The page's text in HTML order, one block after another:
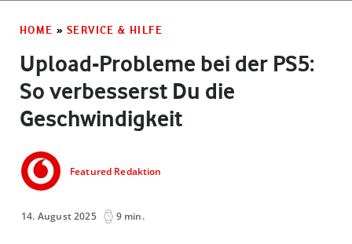
HOME » SERVICE & HILFE
Upload-Probleme bei der PS5:
So verbesserst Du die
Geschwindigkeit
Featured Redaktion
14. August 2025 9 min.